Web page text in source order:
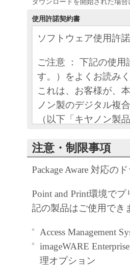
使用許諾契約書
ソフトウェア使用許
ご注意 ： 下記の使
す。）をよくお読みく
これは、お客様が、
ノン製のデジタル複
（以下「キヤノン製
以下「本ソフトウェ
す。）との間の契約
お客様は、『同意』
点、または「本ソフ
をもって、本契約書
お客様が本契約書に
ア」を使用すること
注意・制限事項
Package Aware 対応の
Point and Print環境で
記の製品はご使用でき
Access Management
imageWARE
理オプション